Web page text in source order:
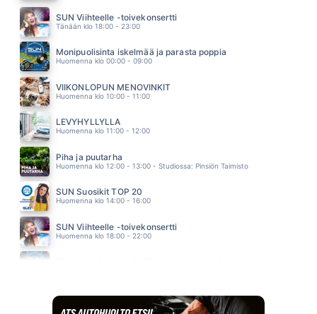
JOEL HALLIKAINEN
05.33
SAMULI EDELMANN
05.28
HUHU
05.24
SUN Viihteelle -toivekonsertti
Tänään klo 18:00 - 23:00
Monipuolisinta iskelmää ja parasta poppia
Huomenna klo 00:00 - 09:00
VIIKONLOPUN MENOVINKIT
Huomenna klo 10:00 - 11:00
LEVYHYLLYLLÄ
Huomenna klo 11:00 - 12:00
Piha ja puutarha
Huomenna klo 12:00 - 13:00 - Studiossa: Pinsiön Taimisto
SUN Suosikit TOP 20
Huomenna klo 14:00 - 16:00
SUN Viihteelle -toivekonsertti
Huomenna klo 18:00 - 22:00